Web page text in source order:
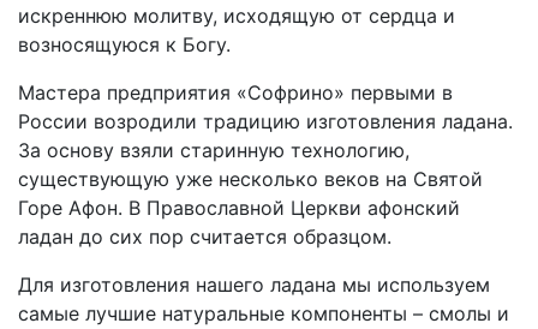
искреннюю молитву, исходящую от сердца и
возносящуюся к Богу.
Мастера предприятия «Софрино» первыми в
России возродили традицию изготовления ладана.
За основу взяли старинную технологию,
существующую уже несколько веков на Святой
Горе Афон. В Православной Церкви афонский
ладан до сих пор считается образцом.
Для изготовления нашего ладана мы используем
самые лучшие натуральные компоненты – смолы и